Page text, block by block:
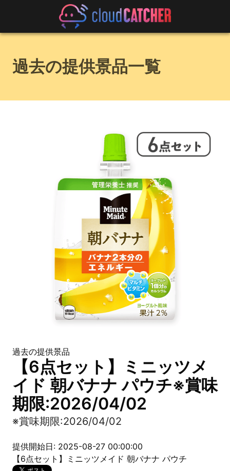
過去の提供景品一覧
過去の提供景品
【6点セット】ミニッツメ
イド 朝バナナ パウチ※賞味
期限:2026/04/02
※賞味期限:2026/04/02
提供開始日: 2025-08-27 00:00:00
【6点セット】ミニッツメイド 朝バナナ パウチ